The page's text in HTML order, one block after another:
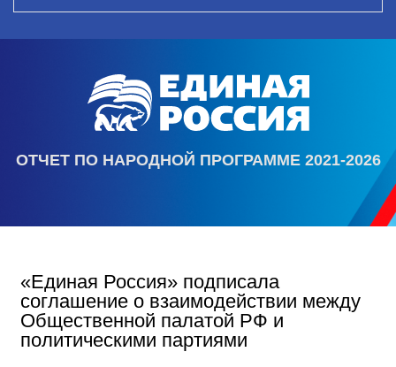
ОТЧЕТ ПО НАРОДНОЙ ПРОГРАММЕ 2021-2026
«Единая Россия» подписала
соглашение о взаимодействии между
Общественной палатой РФ и
политическими партиями